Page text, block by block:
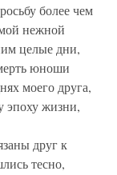
более чем
нежной
целые дни,
юноши
моего друга,
эпоху жизни,
друг к
тесно,